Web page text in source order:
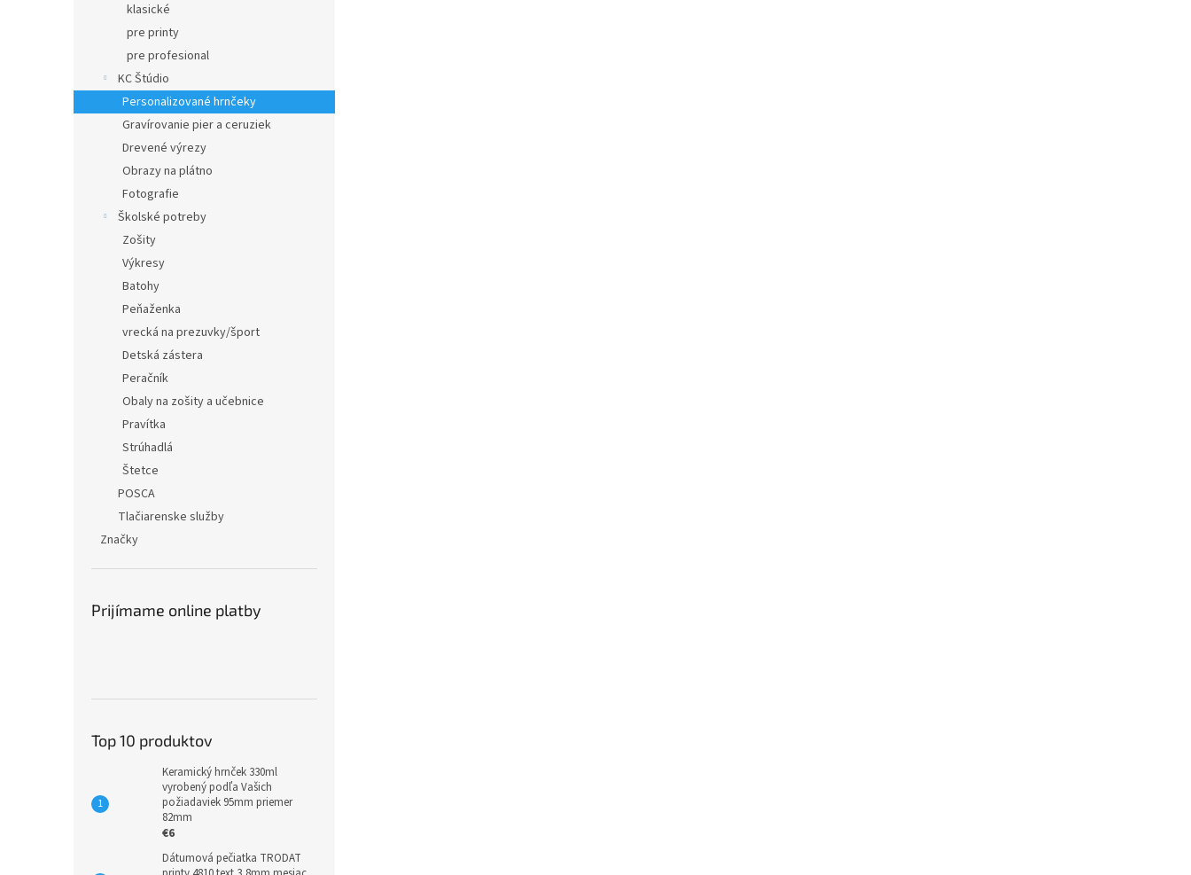
klasické
pre printy
pre profesional
KC Štúdio
Personalizované hrnčeky
Gravírovanie pier a ceruziek
Drevené výrezy
Obrazy na plátno
Fotografie
Školské potreby
Zošity
Výkresy
Batohy
Peňaženka
vrecká na prezuvky/šport
Detská zástera
Peračník
Obaly na zošity a učebnice
Pravítka
Strúhadlá
Štetce
POSCA
Tlačiarenske služby
Značky
Prijímame online platby
Top 10 produktov
Keramický hrnček 330ml
vyrobený podľa Vašich
požiadaviek 95mm priemer
82mm
€6
Dátumová pečiatka TRODAT